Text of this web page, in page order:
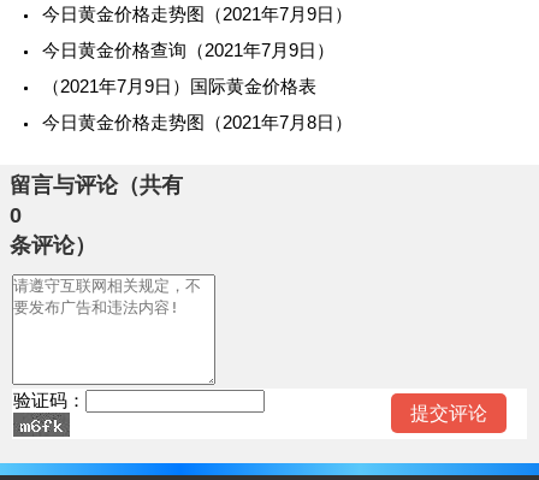
今日黄金价格走势图（2021年7月9日）
今日黄金价格查询（2021年7月9日）
（2021年7月9日）国际黄金价格表
今日黄金价格走势图（2021年7月8日）
留言与评论（共有
0
条评论）
验证码：